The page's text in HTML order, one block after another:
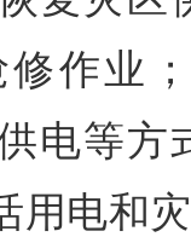
作业
电等方
用电和